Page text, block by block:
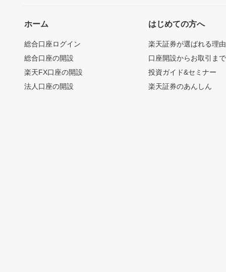
ホーム
総合口座ログイン
総合口座の開設
楽天FX口座の開設
法人口座の開設
はじめての方へ
楽天証券が選ばれる理由
口座開設からお取引ま
投資ガイド&セミナー
楽天証券のあんしん